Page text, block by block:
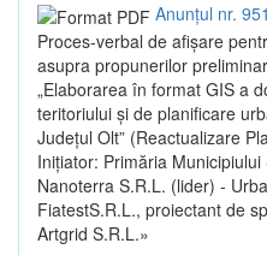
Anunțul nr.
Proces-verbal de afișare
asupra propunerilor
„Elaborarea în format GIS a
teritoriului și de planificare
Județul Olt” (Reactualizare
Inițiator: Primăria
Nanoterra S.R.L. (lider) -
FiatestS.R.L., proiectant de
Artgrid S.R.L.»